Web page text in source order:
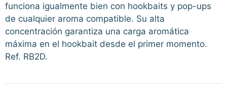
funciona igualmente bien con hookbaits y pop-ups
de cualquier aroma compatible. Su alta
concentración garantiza una carga aromática
máxima en el hookbait desde el primer momento.
Ref. RB2D.